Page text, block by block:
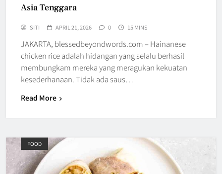
Asia Tenggara
SITI APRIL 21, 2026 0 15 MINS
JAKARTA, blessedbeyondwords.com – Hainanese
chicken rice adalah hidangan yang selalu berhasil
membungkam mereka yang meragukan kekuatan
kesederhanaan. Tidak ada saus…
Read More
FOOD